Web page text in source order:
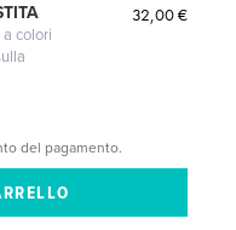
colori
32,00 €
del pagamento.